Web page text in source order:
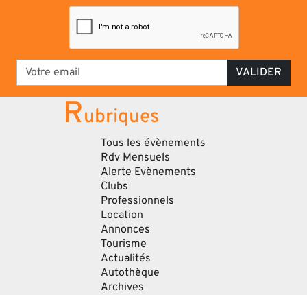
VALIDER
Rubriques
Tous les évènements
Rdv Mensuels
Alerte Evènements
Clubs
Professionnels
Location
Annonces
Tourisme
Actualités
Autothèque
Archives